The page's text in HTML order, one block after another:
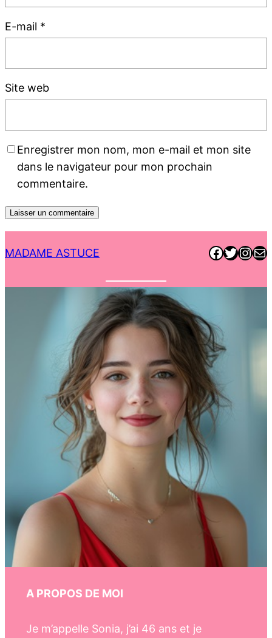
E-mail *
Site web
Enregistrer mon nom, mon e-mail et mon site
dans le navigateur pour mon prochain
commentaire.
MADAME ASTUCE Twitter
E-
A PROPOS DE MOI
Je m’appelle Sonia, j’ai 46 ans et je